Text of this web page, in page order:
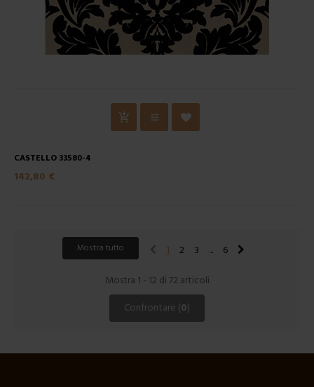
CASTELLO 33580-4
142,80 €
Mostra tutto 1 2 3 ...
6
Mostra 1 - 12 di 72 articoli
Confrontare (0)